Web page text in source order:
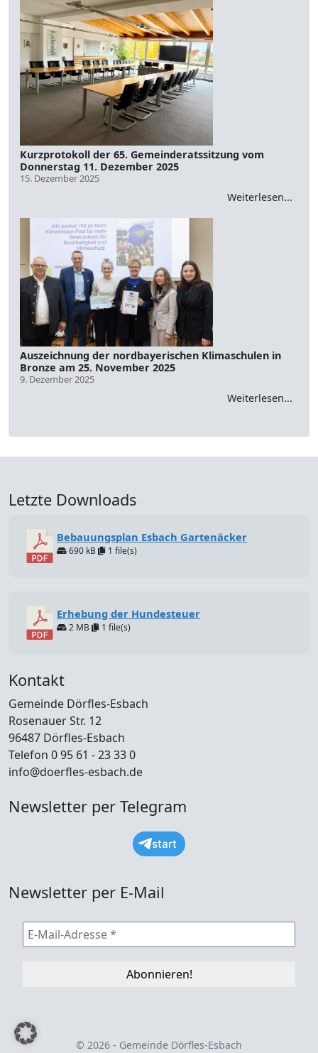
Kurzprotokoll der 65. Gemeinderatssitzung vom
Donnerstag 11. Dezember 2025
15. Dezember 2025
Weiterlesen...
Auszeichnung der nordbayerischen Klimaschulen in
Bronze am 25. November 2025
9. Dezember 2025
Weiterlesen...
Letzte Downloads
Bebauungsplan Esbach Gartenäcker
690 kB 1 file(s)
Erhebung der Hundesteuer
2 MB 1 file(s)
Kontakt
Gemeinde Dörfles-Esbach
Rosenauer Str. 12
96487 Dörfles-Esbach
Telefon 0 95 61 - 23 33 0
info@doerfles-esbach.de
Newsletter per Telegram
start
Newsletter per E-Mail
© 2026 - Gemeinde Dörfles-Esbach